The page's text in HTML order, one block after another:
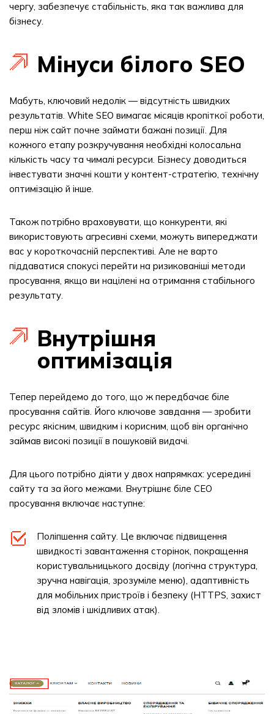
чергу, забезпечує стабільність, яка так важлива для
бізнесу.
Мінуси білого SEO
Мабуть, ключовий недолік — відсутність швидких
результатів. White SEO вимагає місяців кропіткої роботи,
перш ніж сайт почне займати бажані позиції. Для
кожного етапу розкручування необхідні колосальна
кількість часу та чималі ресурси. Бізнесу доводиться
інвестувати значні кошти у контент-стратегію, технічну
оптимізацію й інше.
Також потрібно враховувати, що конкуренти, які
використовують агресивні схеми, можуть випереджати
вас у короткочасній перспективі. Але не варто
піддаватися спокусі перейти на ризикованіші методи
просування, якщо ви націлені на отримання стабільного
результату.
Внутрішня
оптимізація
Тепер перейдемо до того, що ж передбачає біле
просування сайтів. Його ключове завдання — зробити
ресурс якісним, швидким і корисним, щоб він органічно
займав високі позиції в пошуковій видачі.
Для цього потрібно діяти у двох напрямках: усередині
сайту та за його межами. Внутрішнє біле СЕО
просування включає наступне:
Поліпшення сайту. Це включає підвищення
швидкості завантаження сторінок, покращення
користувальницького досвіду (логічна структура,
зручна навігація, зрозуміле меню), адаптивність
для мобільних пристроїв і безпеку (HTTPS, захист
від зломів і шкідливих атак).